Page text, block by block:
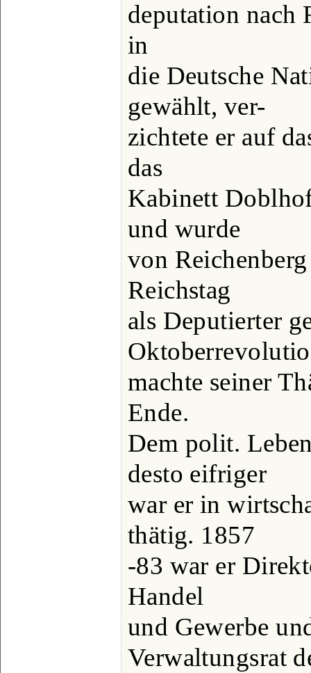
deputation nach
in
die Deutsche
gewählt, ver-
zichtete er auf
das
Kabinett
und wurde
von
Reichstag
als Deputierter
machte seiner
Ende.
Dem polit.
desto eifriger
war er in
thätig. 1857
-83 war er
Handel
und Gewerbe
Verwaltungsrat